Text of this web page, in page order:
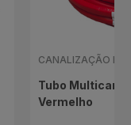
CANALIZAÇÃO E
Tubo
Vermelho